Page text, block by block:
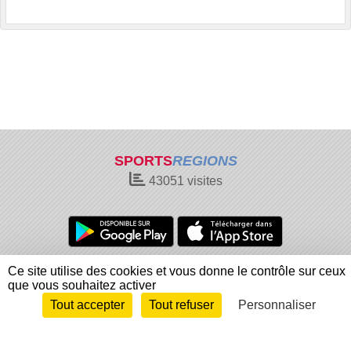
SPORTSREGIONS
43051 visites
Charte cookies
Gestion des cookies
Informations légales
Signaler un contenu inapproprié
Envie de participer ?
Connexion
Ce site utilise des cookies et vous donne le contrôle sur ceux
que vous souhaitez activer
Tout accepter
Tout refuser Personnaliser